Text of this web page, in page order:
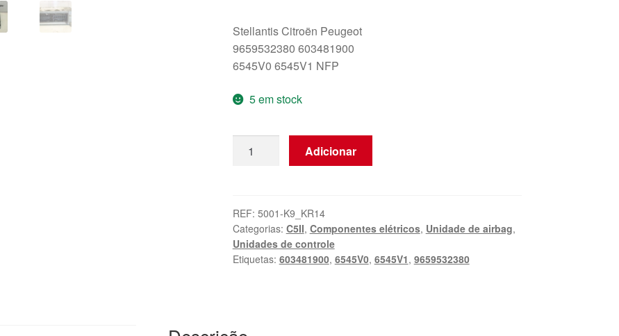
Stellantis Citroën Peugeot
9659532380 603481900
6545V0 6545V1 NFP
5 em stock
controlo
do
airbag
Citroën
Adicionar
REF: 5001-K9_KR14
Categorias: C5II, Componentes elétricos, Unidade de airbag,
Unidades de controle
Etiquetas: 603481900, 6545V0, 6545V1, 9659532380